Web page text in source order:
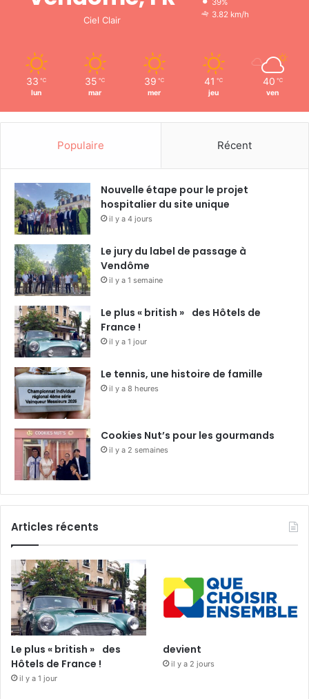
r
i
7
2
Ciel Clair
3.82 km/h
33 ℃
lun
35 ℃
mar
39 ℃
mer
41 ℃
jeu
40 ℃
ven
Populaire Récent
Nouvelle étape pour le projet
hospitalier du site unique
il y a 4 jours
Le jury du label de passage à
Vendôme
il y a 1 semaine
Le plus « british » des Hôtels de
France !
il y a 1 jour
Le tennis, une histoire de famille
il y a 8 heures
Cookies Nut’s pour les gourmands
il y a 2 semaines
Articles récents
Le plus « british » des
Hôtels de France !
il y a 1 jour
devient
il y a 2 jours